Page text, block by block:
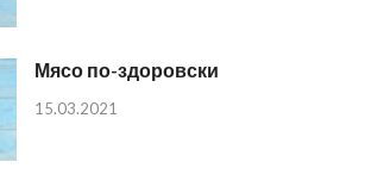
Мясо по-здоровски
15.03.2021